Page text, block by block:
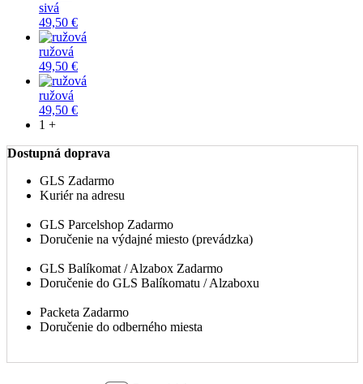
sivá
49,50 €
ružová
49,50 €
ružová
49,50 €
1 +
Dostupná doprava
GLS Zadarmo
Kuriér na adresu
GLS Parcelshop Zadarmo
Doručenie na výdajné miesto (prevádzka)
GLS Balíkomat / Alzabox Zadarmo
Doručenie do GLS Balíkomatu / Alzaboxu
Packeta Zadarmo
Doručenie do odberného miesta